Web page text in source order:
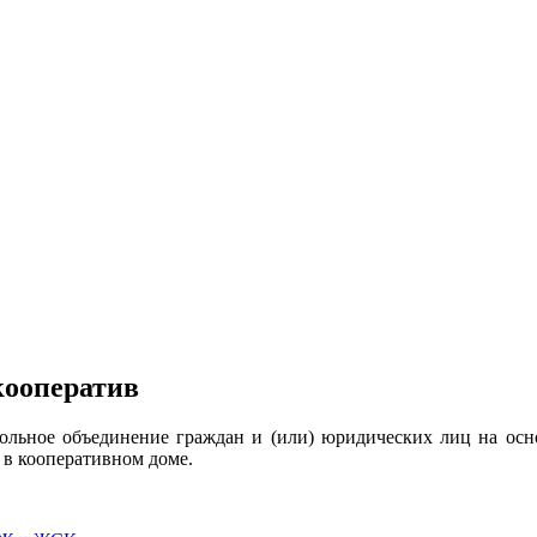
объединение граждан и (или) юридических лиц на
кооперативном доме.